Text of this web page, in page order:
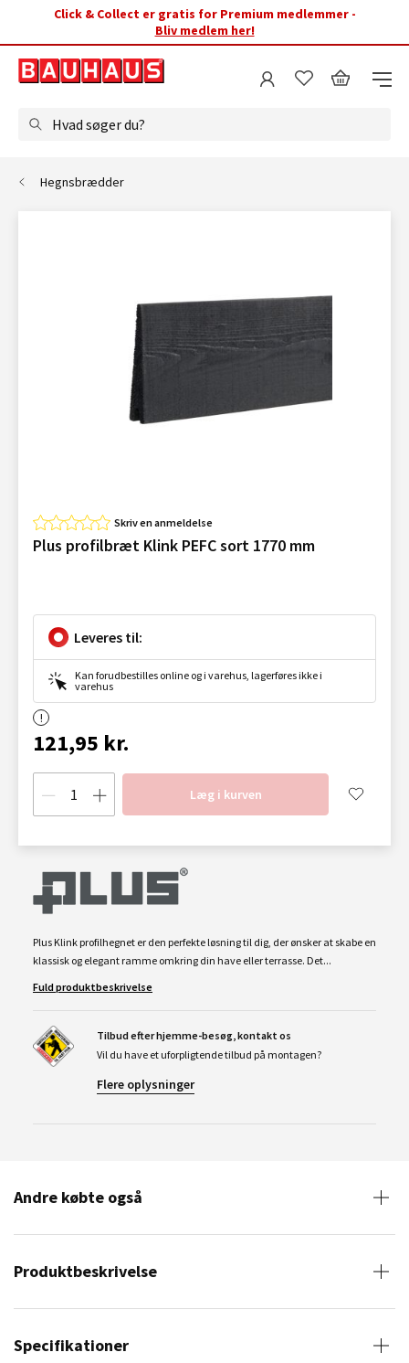
Click & Collect er gratis for Premium medlemmer -
Bliv medlem her!
Hvad søger du?
Hegnsbrædder
Skriv en anmeldelse
Plus profilbræt Klink PEFC sort 1770 mm
Leveres til:
Kan forudbestilles online og i varehus, lagerføres ikke i
varehus
121,95 kr.
Læg i kurven
Plus Klink profilhegnet er den perfekte løsning til dig, der ønsker at skabe en
klassisk og elegant ramme omkring din have eller terrasse. Det...
Fuld produktbeskrivelse
Tilbud efter hjemme-besøg, kontakt os
Vil du have et uforpligtende tilbud på montagen?
Flere oplysninger
Andre købte også
Produktbeskrivelse
Specifikationer